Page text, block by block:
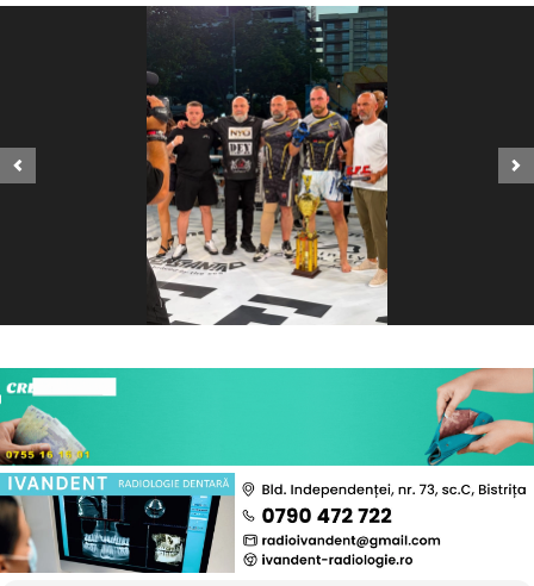
Previous